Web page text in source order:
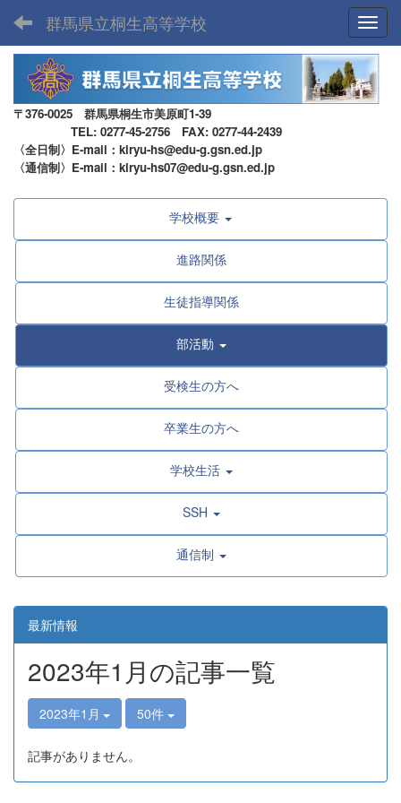
群馬県立桐生高等学校
〒376-0025 群馬県桐生市美原町1-39
TEL: 0277-45-2756 FAX: 0277-44-2439
〈全日制〉E-mail：kiryu-hs@edu-g.gsn.ed.jp
〈通信制〉E-mail：kiryu-hs07@edu-g.gsn.ed.jp
学校概要
進路関係
生徒指導関係
部活動
受検生の方へ
卒業生の方へ
学校生活
SSH
通信制
最新情報
2023年1月の記事一覧
2023年1月 50件
記事がありません。